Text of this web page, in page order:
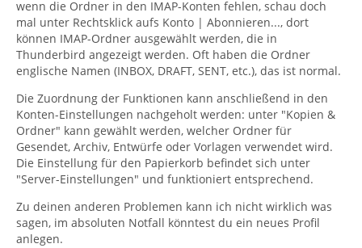
wenn die Ordner in den IMAP-Konten fehlen, schau doch
mal unter Rechtsklick aufs Konto | Abonnieren..., dort
können IMAP-Ordner ausgewählt werden, die in
Thunderbird angezeigt werden. Oft haben die Ordner
englische Namen (INBOX, DRAFT, SENT, etc.), das ist normal.
Die Zuordnung der Funktionen kann anschließend in den
Konten-Einstellungen nachgeholt werden: unter "Kopien &
Ordner" kann gewählt werden, welcher Ordner für
Gesendet, Archiv, Entwürfe oder Vorlagen verwendet wird.
Die Einstellung für den Papierkorb befindet sich unter
"Server-Einstellungen" und funktioniert entsprechend.
Zu deinen anderen Problemen kann ich nicht wirklich was
sagen, im absoluten Notfall könntest du ein neues Profil
anlegen.